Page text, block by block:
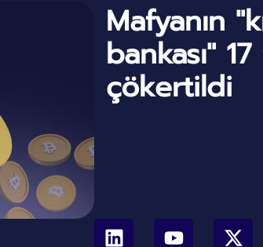
Mafyanın
bankası"
çökertildi